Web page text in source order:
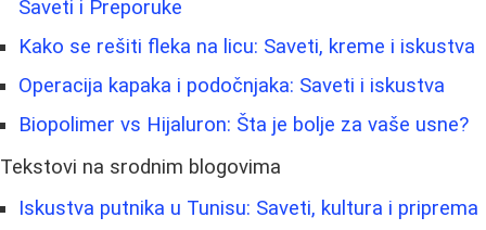
Saveti i Preporuke
Kako se rešiti fleka na licu: Saveti, kreme i iskustva
Operacija kapaka i podočnjaka: Saveti i iskustva
Biopolimer vs Hijaluron: Šta je bolje za vaše usne?
Tekstovi na srodnim blogovima
Iskustva putnika u Tunisu: Saveti, kultura i priprema